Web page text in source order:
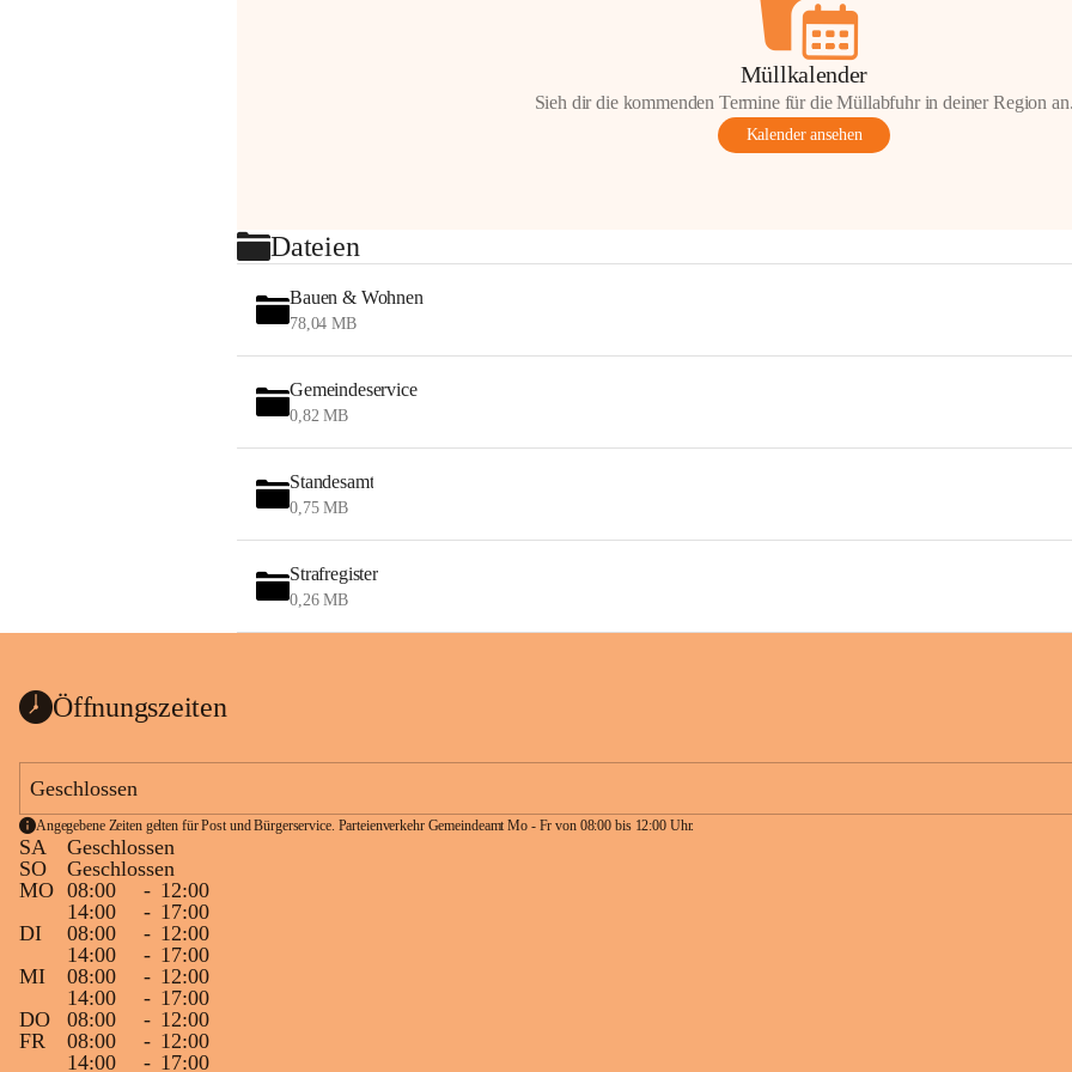
Müllkalender
Sieh dir die kommenden Termine für die Müllabfuhr in deiner Region
Kalender ansehen
Dateien
Bauen & Wohnen
78,04 MB
Gemeindeservice
0,82 MB
Standesamt
0,75 MB
Strafregister
0,26 MB
Öffnungszeiten
Geschlossen
Angegebene Zeiten gelten für Post und Bürgerservice. Parteienverkehr Gemeindeamt Mo - Fr von 08:00 bis 12:00 Uhr.
SA
Geschlossen
SO
Geschlossen
MO 08:00 - 12:00
14:00
- 17:00
DI
08:00 - 12:00
14:00
- 17:00
MI
08:00 - 12:00
14:00
- 17:00
DO
08:00 - 12:00
FR
08:00 - 12:00
14:00
- 17:00